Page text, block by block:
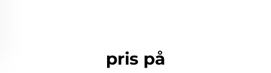
pris på